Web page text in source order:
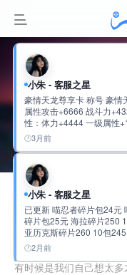
珺珺
有时候是我们自己想太
君行手游-玩家新群
小朱 - 客服之星
豪情天龙尊享卡 称号 豪
属性攻击+6666 战斗力
性：体力+4444 一级属性
鬼谷纵横无双卡 称号 鬼谷
属性攻击+8888 战斗力
性：体力+5555 一级属性
仗剑天府君临卡 称号 仗剑
全属性攻击+11111 战斗
属性：体力+6666 一级属
+635392 九九至尊•绝世
+10000 一级属性+3333
帝王 属性：会心攻击
力+720772 称号 盛世至尊
属性攻击+9999 战斗力
+20000 一级属性+6666
3月前
小朱 - 客服之星
已更新 喵忍者碎片包24元
碎片包25元 海拉碎片250
亚历克斯碎片260 10包
10包255（不限购） 传说
481（不限购） 史诗圣物
（不限购） 稀有圣物速成
2月前